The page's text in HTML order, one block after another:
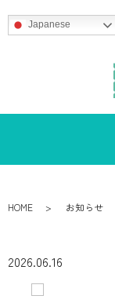
Japanese
HOME お知らせ
2026.06.16